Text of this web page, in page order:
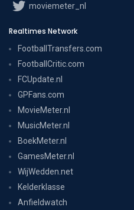
moviemeter_nl
Realtimes Network
FootballTransfers.com
FootballCritic.com
FCUpdate.nl
GPFans.com
MovieMeter.nl
MusicMeter.nl
BoekMeter.nl
GamesMeter.nl
WijWedden.net
Kelderklasse
Anfieldwatch